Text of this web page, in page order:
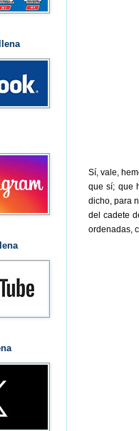
Sí, vale,
que sí; que
dicho, para
del cadete
ordenadas,